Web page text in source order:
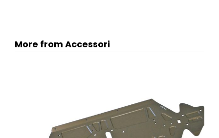
More from Accessori